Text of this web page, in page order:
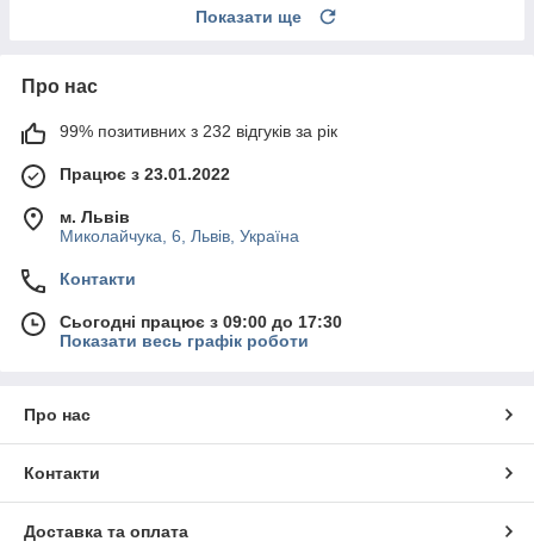
Показати ще
Про нас
99% позитивних з 232 відгуків за рік
Працює з 23.01.2022
м. Львів
Миколайчука, 6, Львів, Україна
Контакти
Сьогодні працює з 09:00 до 17:30
Показати весь графік роботи
Про нас
Контакти
Доставка та оплата